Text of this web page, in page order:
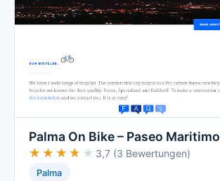
Palma On Bike – Paseo Maritimo
★★★★★
★★★★★ 3,7 (3 Bewertungen)
Palma